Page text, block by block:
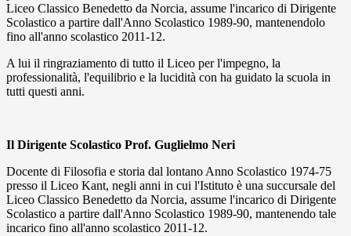
Liceo Classico Benedetto da Norcia, assume l'incarico di Dirigente
Scolastico a partire dall'Anno Scolastico 1989-90, mantenendolo
fino all'anno scolastico 2011-12.
A lui il ringraziamento di tutto il Liceo per l'impegno, la
professionalità, l'equilibrio e la lucidità con ha guidato la scuola in
tutti questi anni.
Il Dirigente Scolastico Prof. Guglielmo Neri
Docente di Filosofia e storia dal lontano Anno Scolastico 1974-75
presso il Liceo Kant, negli anni in cui l'Istituto è una succursale del
Liceo Classico Benedetto da Norcia, assume l'incarico di Dirigente
Scolastico a partire dall'Anno Scolastico 1989-90, mantenendo tale
incarico fino all'anno scolastico 2011-12.